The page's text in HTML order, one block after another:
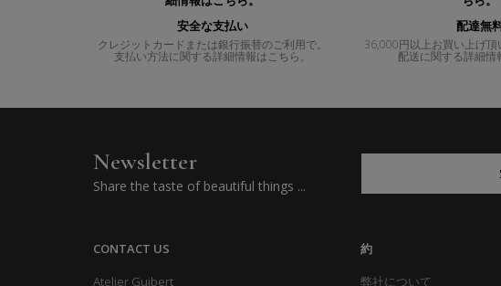
安全な支払い
クレジットカードまたは銀行振替のご利用で。
支払い方法に関する詳細情報はこちら。
配達無
36,000円以上お買い上げ頂
配送に関する詳細情
Newsletter
Share the taste of beautiful things ...
CONTACT US
Atelier Guibert
約
弊社について